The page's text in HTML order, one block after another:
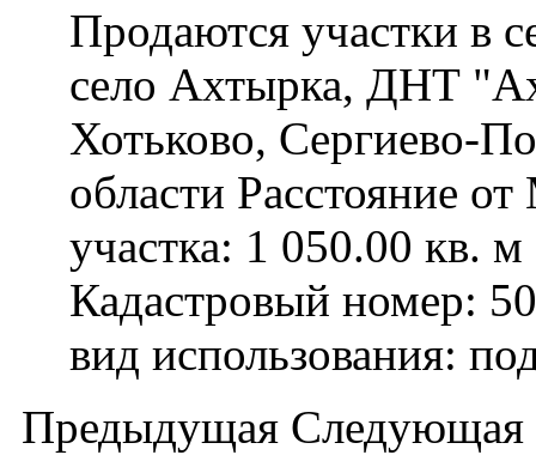
Продаются участки в
село Ахтырка, ДНТ
Хотьково, Сергиево-
области Расстояние
участка: 1 050.00 кв.
Кадастровый номер:
вид использования:
Предыдущая Следующая